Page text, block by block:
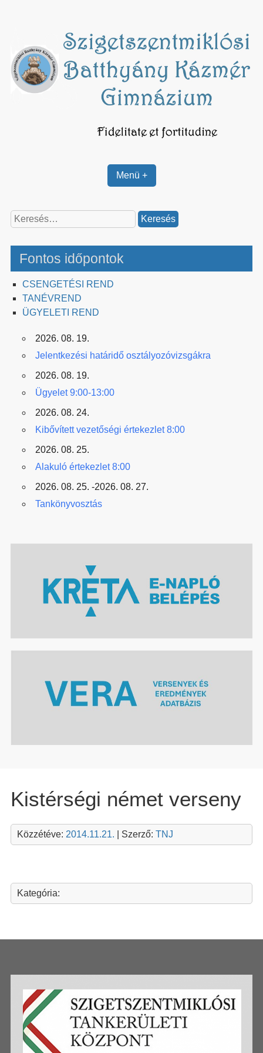
Menü +
Keresés:
Fontos időpontok
CSENGETÉSI REND
TANÉVREND
ÜGYELETI REND
2026. 08. 19.
Jelentkezési határidő osztályozóvizsgákra
2026. 08. 19.
Ügyelet 9:00-13:00
2026. 08. 24.
Kibővített vezetőségi értekezlet 8:00
2026. 08. 25.
Alakuló értekezlet 8:00
2026. 08. 25. -2026. 08. 27.
Tankönyvosztás
Kistérségi német verseny
Közzétéve: 2014.11.21. | Szerző: TNJ
Kategória: